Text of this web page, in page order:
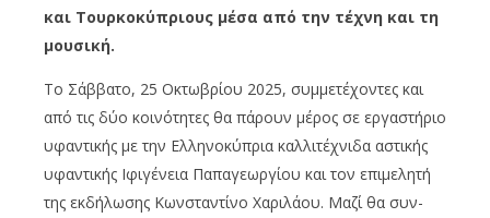
και Τουρκοκύπριους μέσα από την τέχνη και τη
μουσική.
Το Σάββατο, 25 Οκτωβρίου 2025, συμμετέχοντες και
από τις δύο κοινότητες θα πάρουν μέρος σε εργαστήριο
υφαντικής με την Ελληνοκύπρια καλλιτέχνιδα αστικής
υφαντικής Ιφιγένεια Παπαγεωργίου και τον επιμελητή
της εκδήλωσης Κωνσταντίνο Χαριλάου. Μαζί θα συν-